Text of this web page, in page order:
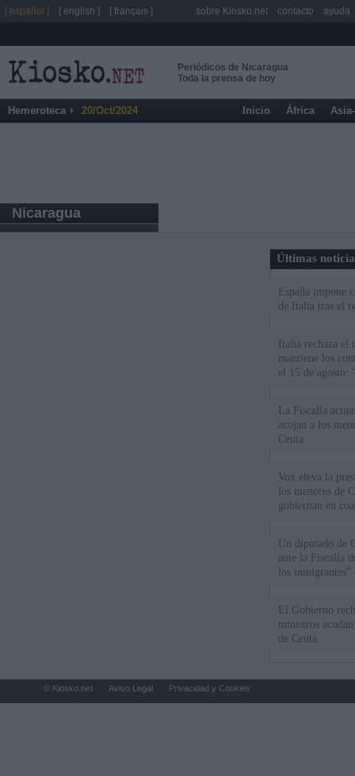
Periódicos de Nicaragua
Toda la prensa de hoy
Hemeroteca 20/Oct/2024 Inicio África
Nicaragua
Últimas
España impone
de Italia tras el
Italia rechaza
mantiene los
el 15 de agosto:
La Fiscalía
acojan a los
Ceuta
Vox eleva la
los menores de
gobiernan en
Un diputado de
ante la Fiscalía
los inmigrantes”
El Gobierno
ministros
de Ceuta
[ español ] [ english ] [ français ] sobre Kiosko.net contacto ayuda
© Kiosko.net Aviso Legal Privacidad y Cookies